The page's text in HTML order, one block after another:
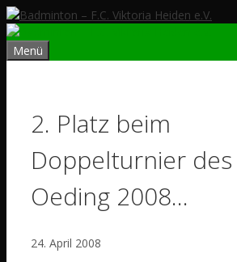
Zum
Inhalt
springen
Menü
2. Platz beim
Doppelturnier des
Oeding 2008…
24. April 2008